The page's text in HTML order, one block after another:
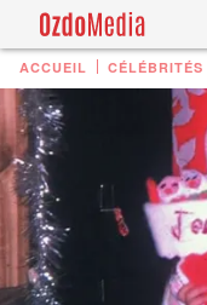
ACCUEIL CÉLÉBRITÉS